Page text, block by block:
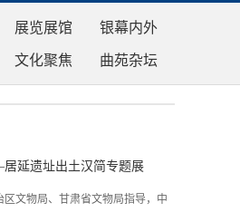
展览展馆 银幕内外
文化聚焦 曲苑杂坛
延遗址出土汉简专题展
区文物局、甘肃省文物局指导，中